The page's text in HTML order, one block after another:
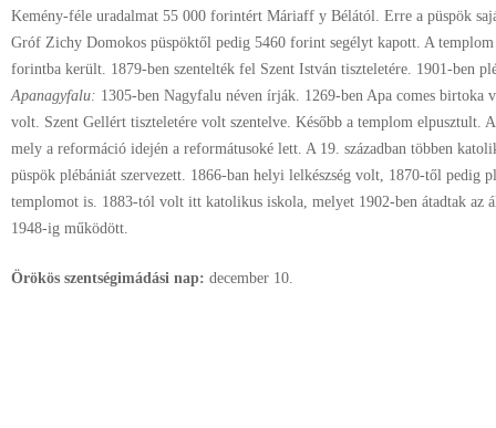
Kemény-féle uradalmat 55 000 forintért Máriaff y Bélától. Erre a püspök
Gróf Zichy Domokos püspöktől pedig 5460 forint segélyt kapott. A templom
forintba került. 1879-ben szentelték fel Szent István tiszteletére. 1901-ben
Apanagyfalu: 1305-ben Nagyfalu néven írják. 1269-ben Apa comes birtoka
volt. Szent Gellért tiszteletére volt szentelve. Később a templom elpusztult.
mely a reformáció idején a reformátusoké lett. A 19. században többen
püspök plébániát szervezett. 1866-ban helyi lelkészség volt, 1870-től pedig
templomot is. 1883-tól volt itt katolikus iskola, melyet 1902-ben átadtak az
1948-ig működött.
Örökös szentségimádási nap: december 10.